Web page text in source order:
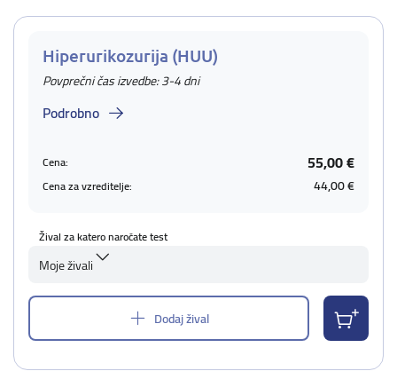
Hiperurikozurija (HUU)
Povprečni čas izvedbe: 3-4 dni
Podrobno
Cena: 55,00 €
Cena za vzreditelje: 44,00 €
Žival za katero naročate test
Moje živali
Dodaj žival